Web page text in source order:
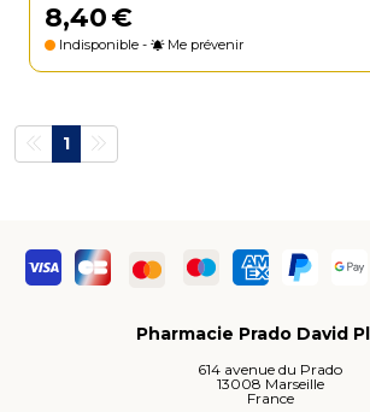
8,40€
Indisponible - Me prévenir
1
Pharmacie Prado David
614 avenue du Prado
13008 Marseille
France